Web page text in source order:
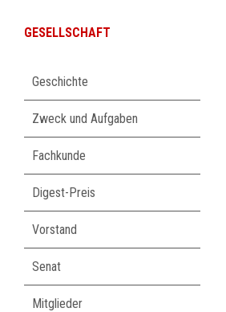
GESELLSCHAFT
überspringen
Geschichte
Zweck und Aufgaben
Fachkunde
Digest-Preis
Vorstand
Senat
Mitglieder